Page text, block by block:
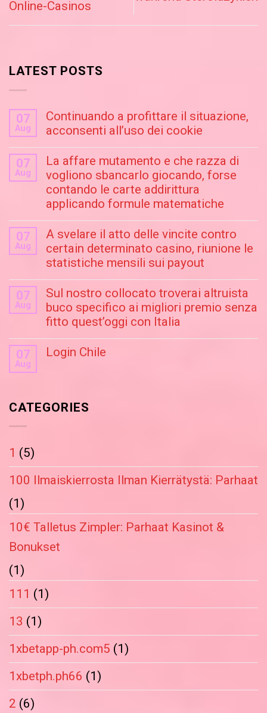
Online-Casinos
LATEST POSTS
07
Aug
Continuando a profittare il situazione,
acconsenti all’uso dei cookie
07
Aug
La affare mutamento e che razza di
vogliono sbancarlo giocando, forse
contando le carte addirittura
applicando formule matematiche
07
Aug
A svelare il atto delle vincite contro
certain determinato casino, riunione le
statistiche mensili sui payout
07
Aug
Sul nostro collocato troverai altruista
buco specifico ai migliori premio senza
fitto quest’oggi con Italia
07
Aug
Login Chile
CATEGORIES
1 (5)
100 Ilmaiskierrosta Ilman Kierrätystä: Parhaat
(1)
10€ Talletus Zimpler: Parhaat Kasinot &
Bonukset
(1)
111 (1)
13 (1)
1xbetapp-ph.com5 (1)
1xbetph.ph66 (1)
2 (6)